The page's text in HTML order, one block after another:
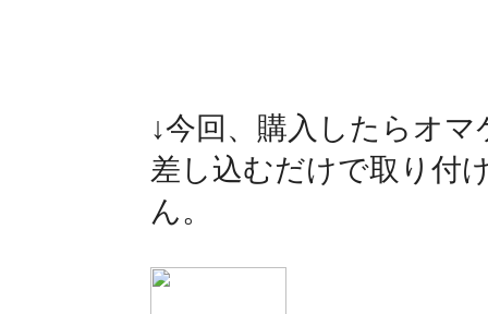
↓今回、購入したらオ
差し込むだけで取り付
ん。